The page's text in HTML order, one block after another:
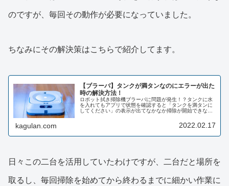
のですが、毎回その動作が必要になっていました。
ちなみにその解決策はこちらで紹介してます。
【ブラーバ】タンクが満タンなのにエラーが出た
時の解決方法！
ロボット拭き掃除機ブラーバに問題が発生！？タンクに水
を入れてもアプリで状態を確認すると「タンクを満タンに
してください」の表示が出てなかなか掃除が開始できない
kagulan.com 2022.02.17
日々この二台を活用していたわけですが、二台だと場所を
取るし、毎回掃除を始めてから終わるまでに細かい作業に